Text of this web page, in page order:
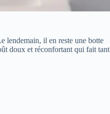
lendemain, il en reste une botte
doux et réconfortant qui fait tant